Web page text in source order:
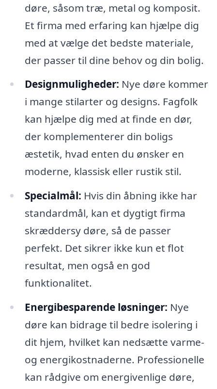
døre, såsom træ, metal og komposit.
Et firma med erfaring kan hjælpe dig
med at vælge det bedste materiale,
der passer til dine behov og din bolig.
Designmuligheder: Nye døre kommer
i mange stilarter og designs. Fagfolk
kan hjælpe dig med at finde en dør,
der komplementerer din boligs
æstetik, hvad enten du ønsker en
moderne, klassisk eller rustik stil.
Specialmål: Hvis din åbning ikke har
standardmål, kan et dygtigt firma
skræddersy døre, så de passer
perfekt. Det sikrer ikke kun et flot
resultat, men også en god
funktionalitet.
Energibesparende løsninger: Nye
døre kan bidrage til bedre isolering i
dit hjem, hvilket kan nedsætte varme-
og energikostnaderne. Professionelle
kan rådgive om energivenlige døre,